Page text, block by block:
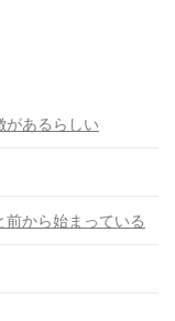
があるらしい
から始まっている